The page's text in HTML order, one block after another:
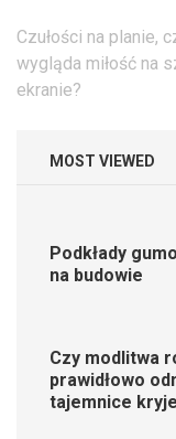
Nawigacja
wpisu
Czułości na planie,
wygląda miłość na
ekranie?
MOST VIEWED
Podkłady
na budowie
Czy modlitwa
prawidłowo
tajemnice